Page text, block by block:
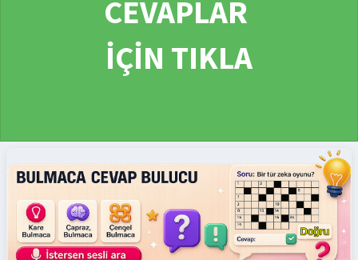
CEVAPLAR
İÇİN TIKLA